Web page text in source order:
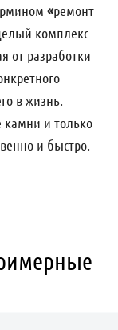
«ремонт
комплекс
от разработки
в жизнь.
камни и только
и быстро.